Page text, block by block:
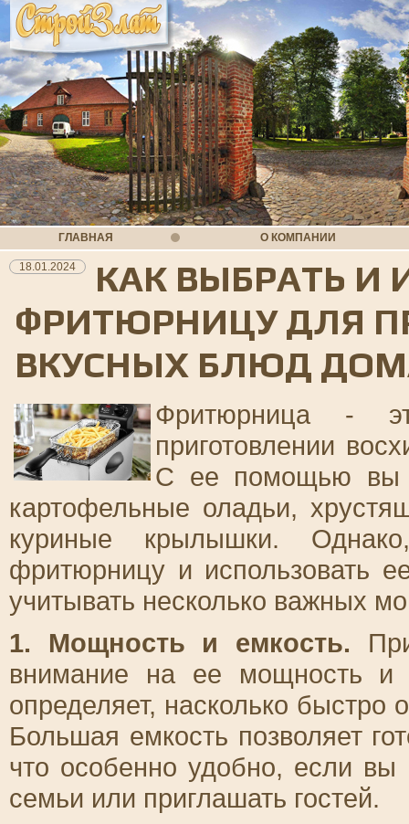
ГЛАВНАЯ О КОМПАНИИ
18.01.2024
КАК ВЫБРАТЬ И
ФРИТЮРНИЦУ ДЛЯ
ВКУСНЫХ БЛЮД
Фритюрница -
приготовлении
С ее помощью вы
картофельные оладьи,
куриные крылышки.
фритюрницу и использовать
учитывать несколько важных
1. Мощность и емкость.
внимание на ее мощность и
определяет, насколько быстро
Большая емкость позволяет
что особенно удобно, если вы
семьи или приглашать гостей.